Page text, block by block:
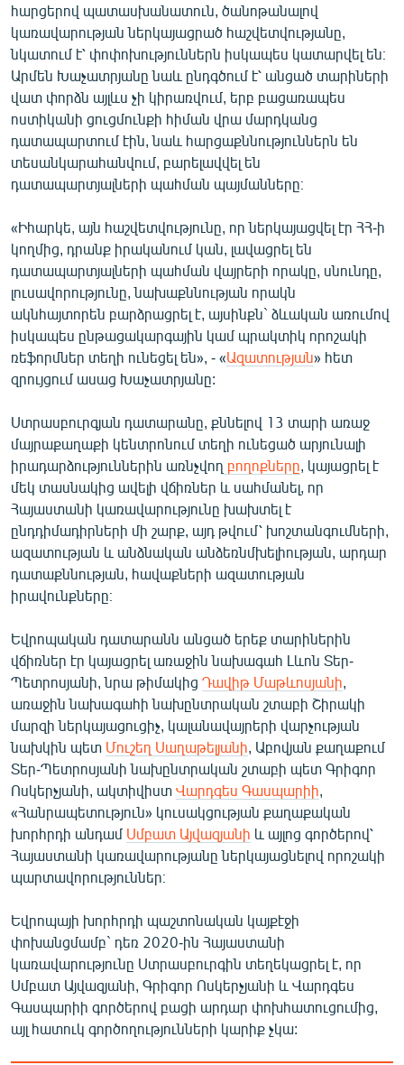
հարցերով պատասխանատուն, ծանոթանալով
կառավարության ներկայացրած հաշվետվությանը,
նկատում է՝ փոփոխություններն իսկապես կատարվել են։
Արմեն Խաչատրյանը նաև ընդգծում է՝ անցած տարիների
վատ փորձն այլևս չի կիրառվում, երբ բացառապես
ոստիկանի ցուցմունքի հիման վրա մարդկանց
դատապարտում էին, նաև հարցաքննություններն են
տեսանկարահանվում, բարելավվել են
դատապարտյալների պահման պայմանները։
«Իհարկե, այն հաշվետվությունը, որ ներկայացվել էր ՀՀ-ի
կողմից, դրանք իրականում կան, լավացրել են
դատապարտյալների պահման վայրերի որակը, սնունդը,
լուսավորությունը, նախաքննության որակն
ակնհայտորեն բարձրացրել է, այսինքն` ձևական առումով
իսկապես ընթացակարգային կամ պրակտիկ որոշակի
ռեֆորմներ տեղի ունեցել են», - «Ազատության» հետ
զրույցում ասաց Խաչատրյանը:
Ստրասբուրգյան դատարանը, քննելով 13 տարի առաջ
մայրաքաղաքի կենտրոնում տեղի ունեցած արյունալի
իրադարձություններին առնչվող բողոքները , կայացրել է
մեկ տասնակից ավելի վճիռներ և սահմանել, որ
Հայաստանի կառավարությունը խախտել է
ընդդիմադիրների մի շարք, այդ թվում՝ խոշտանգումների,
ազատության և անձնական անձեռնմխելիության, արդար
դատաքննության, հավաքների ազատության
իրավունքները։
Եվրոպական դատարանն անցած երեք տարիներին
վճիռներ էր կայացրել առաջին նախագահ Լևոն Տեր-
Պետրոսյանի, նրա թիմակից Դավիթ Մաթևոսյանի
առաջին նախագահի նախընտրական շտաբի Շիրակի
մարզի ներկայացուցիչ, կալանավայրերի վարչության
նախկին պետ Մուշեղ Սաղաթելյանի , Աբովյան քաղաքում
Տեր-Պետրոսյանի նախընտրական շտաբի պետ Գրիգոր
Ոսկերչյանի, ակտիվիստ Վարդգես Գասպարիի
«Հանրապետություն» կուսակցության քաղաքական
խորհրդի անդամ Սմբատ Այվազյանի և այլոց գործերով՝
Հայաստանի կառավարությանը ներկայացնելով որոշակի
պարտավորություններ։
Եվրոպայի խորհրդի պաշտոնական կայքէջի
փոխանցմամբ` դեռ 2020-ին Հայաստանի
կառավարությունը Ստրասբուրգին տեղեկացրել է, որ
Սմբատ Այվազյանի, Գրիգոր Ոսկերչյանի և Վարդգես
Գասպարիի գործերով բացի արդար փոխհատուցումից,
այլ հատուկ գործողությունների կարիք չկա: